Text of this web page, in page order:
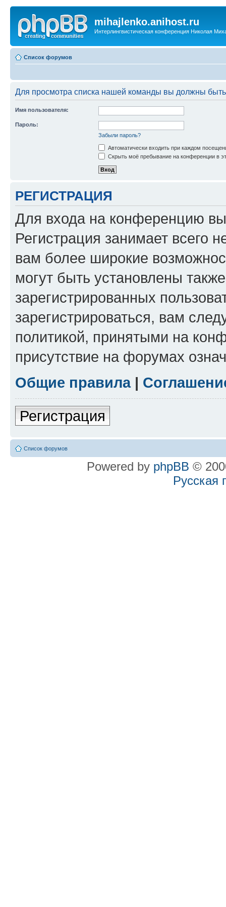
mihajlenko.anihost.ru
Интерлингвистическая конференция Николая
Список форумов
Для просмотра списка нашей команды вы должны
Имя пользователя:
Пароль:
Забыли пароль?
Автоматически входить при каждом
Скрыть моё пребывание на конференции в
РЕГИСТРАЦИЯ
Для входа на конференцию
Регистрация занимает всего
вам более широкие
могут быть установлены
зарегистрированных
зарегистрироваться, вам
политикой, принятыми на
присутствие на форумах
Общие правила|
Регистрация
Список форумов
Powered by phpBB ©
Русская